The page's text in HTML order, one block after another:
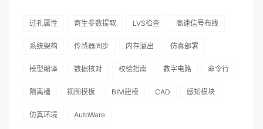
过孔属性 寄生参数提取 LVS检查 高速信号布线
系统架构 传感器同步 内存溢出 仿真部署
模型编译 数据核对 校验指南 数字电路 命令行
隔离槽 视图模板 BIM建模 CAD 感知模块
仿真环境 AutoWare